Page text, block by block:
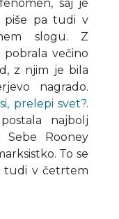
saj je
piše pa tudi v
slogu. Z
pobrala večino
z njim je bila
nagrado.
prelepi svet?.
najbolj
Sebe Rooney
To se
tudi v četrtem